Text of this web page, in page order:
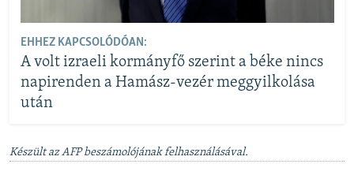
EHHEZ KAPCSOLÓDÓAN:
A volt izraeli kormányfő szerint a béke nincs
napirenden a Hamász-vezér meggyilkolása
után
Készült az AFP beszámolójának felhasználásával.